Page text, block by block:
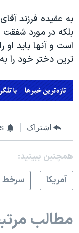
به عقیده فرزند
بلکه در مورد شفقت
است و آنها باید او
ترین دختر خود را
اشتراک
همچنبن ببینید:
آمريکا
سرخط
مطالب